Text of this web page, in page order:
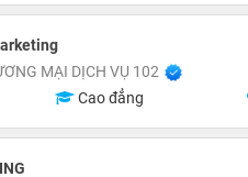
MẠI DỊCH VỤ 102
Cao đẳng